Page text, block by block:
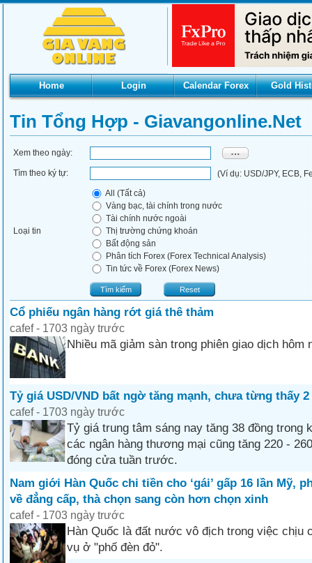
Home Login Calendar Forex Gold
Tin Tổng Hợp - Giavangonline.net
Xem theo ngày:
Tìm theo ký tự: (Ví dụ: USD/JPY, ECB,
Loại tin
All (Tất cả)
Vàng bạc, tài chính trong nước
Tài chính nước ngoài
Thị trường chứng khoán
Bất động sản
Phân tích Forex (Forex Technical Analysis)
Tin tức về Forex (Forex News)
Tìm kiếm Reset
Cổ phiếu ngân hàng rớt giá thê thảm
cafef - 1703 ngày trước
Nhiều mã giảm sàn trong phiên giao dịch hôm
Tỷ giá USD/VND bất ngờ tăng mạnh, chưa từng thấy
cafef - 1703 ngày trước
Tỷ giá trung tâm sáng nay tăng 38 đồng trong
các ngân hàng thương mại cũng tăng 220 -
đóng cửa tuần trước.
Nam giới Hàn Quốc chi tiền cho ‘gái’ gấp 16 lần Mỹ,
về đẳng cấp, thà chọn sang còn hơn chọn xinh
cafef - 1703 ngày trước
Hàn Quốc là đất nước vô địch trong việc chịu
vụ ở "phố đèn đỏ".